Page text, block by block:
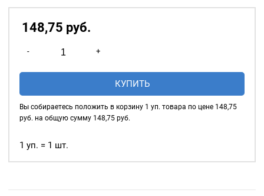
и других изделий из
джинсовой ткани,
брезента. Джинсовая
пуговица выполнена из
качественного металла.
Состоит из двух частей:
верхняя шляпка и гвоздь с
круговой насечкой.
148,75 руб.
-
товара
Джинсовые
литые
17мм,
Турция,
+
КУПИТЬ
Вы собираетесь положить в корзину 1 уп. товара по цене 148,75
руб. на общую сумму 148,75руб.
1 уп. = 1 шт.